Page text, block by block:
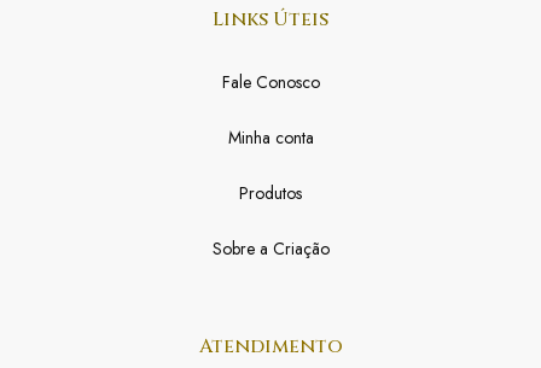
Links Úteis
Fale Conosco
Minha conta
Produtos
Sobre a Criação
Atendimento